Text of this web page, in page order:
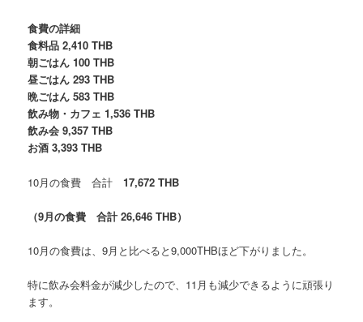
食費の詳細
食料品 2,410 THB
朝ごはん 100 THB
昼ごはん 293 THB
晩ごはん 583 THB
飲み物・カフェ 1,536 THB
飲み会 9,357 THB
お酒 3,393 THB
10月の食費 合計17,672 THB
（9月の食費 合計 26,646 THB）
10月の食費は、9月と比べると9,000THBほど下がりました。
特に飲み会料金が減少したので、11月も減少できるように頑張り
ます。